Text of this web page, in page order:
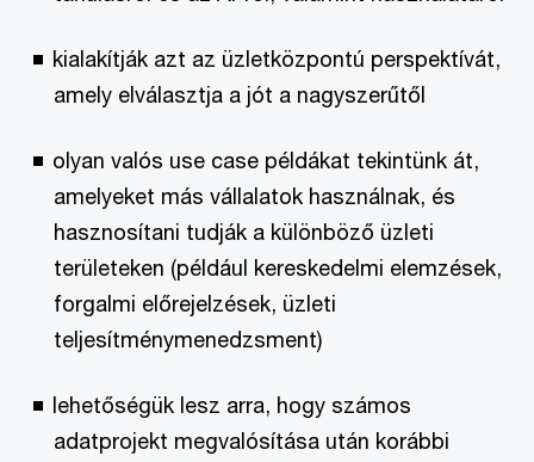
kialakítják azt az üzletközpontú perspektívát,
amely elválasztja a jót a nagyszerűtől
olyan valós use case példákat tekintünk át,
amelyeket más vállalatok használnak, és
hasznosítani tudják a különböző üzleti
területeken (például kereskedelmi elemzések,
forgalmi előrejelzések, üzleti
teljesítménymenedzsment)
lehetőségük lesz arra, hogy számos
adatprojekt megvalósítása után korábbi